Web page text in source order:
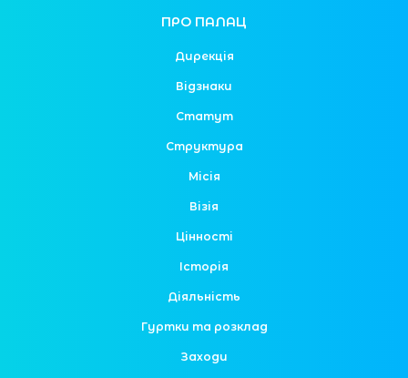
ПРО ПАЛАЦ
Дирекція
Відзнаки
Статут
Структура
Місія
Візія
Цінності
Історія
Діяльність
Гуртки та розклад
Заходи